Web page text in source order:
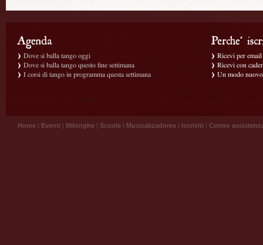
Dove si balla tango oggi
Dove si balla tango questo fine settimana
I corsi di tango in programma questa settimana
Ricevi per
Ricevi con
Un modo
Home | Eventi | Milonghe | Scuole | Musicalizadores | Iscriviti | Centro